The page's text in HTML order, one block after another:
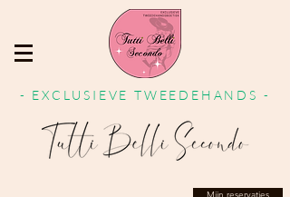
- EXCLUSIEVE TWEEDEHANDS -